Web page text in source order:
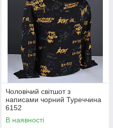
Чоловічий світшот з
написами чорний Туреччина
6152
В наявності